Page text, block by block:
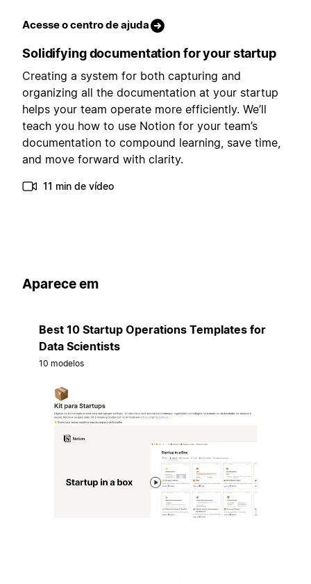
Acesse o centro de ajuda
Solidifying documentation for your startup
Creating a system for both capturing and
organizing all the documentation at your startup
helps your team operate more efficiently. We’ll
teach you how to use Notion for your team’s
documentation to compound learning, save time,
and move forward with clarity.
11 min de vídeo
Aparece em
Best 10 Startup Operations Templates for
Data Scientists
10 modelos